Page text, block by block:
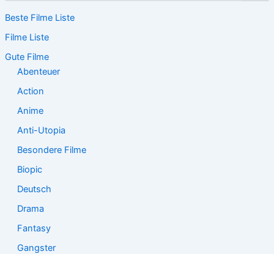
h
n
n
Beste Filme Liste
Filme Liste
Gute Filme
Abenteuer
Action
Anime
Anti-Utopia
Besondere Filme
Biopic
Deutsch
Drama
Fantasy
Gangster